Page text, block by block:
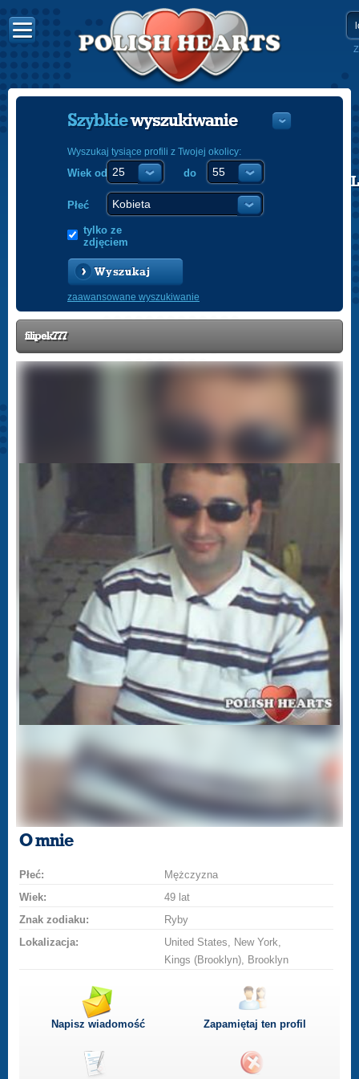
POLISH
Szybkiewyszukiwanie
Wyszukaj tysiące profili z Twojej okolicy:
Wiek od do
Płeć
tylko ze
zdjęciem
Wyszukaj
zaawansowane wyszukiwanie
filipek777
O mnie
Płeć:
Mężczyzna
Wiek:
49 lat
Znak zodiaku:
Ryby
Lokalizacja:
United States, New York,
Kings (Brooklyn), Brooklyn
Napisz wiadomość Zapamiętaj ten profil